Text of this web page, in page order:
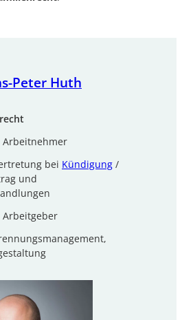
Peter Huth
bei Kündigung /
und